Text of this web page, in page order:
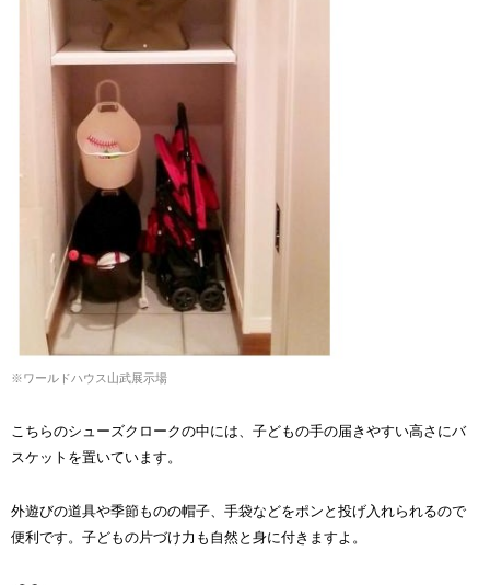
※ワールドハウス山武展示場
こちらのシューズクロークの中には、子どもの手の届きやすい高さにバ
スケットを置いています。
外遊びの道具や季節ものの帽子、手袋などをポンと投げ入れられるので
便利です。子どもの片づけ力も自然と身に付きますよ。